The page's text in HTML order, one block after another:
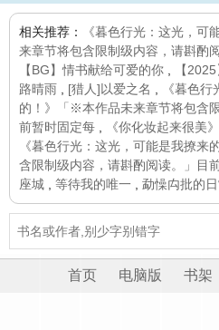
相关推荐：
《暮色行光：这光，
来章节将包含限制级内容，请斟酌
【BG】情书献给可爱的你
【
路晴雨
[猎人]以爱之名
《暮色
的！》「※本作品未来章节将包含
前暂时固定每
《你化妆起来很美》
《暮色行光：这光，可能是我撩
含限制级内容，请斟酌阅读。」目
座城
等待我的唯一 勐懆禸批的日
首页 电脑版 书架